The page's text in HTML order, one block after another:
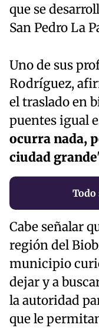
que se
San Pedro La
Uno de sus
Rodríguez,
el traslado en
puentes igual
ocurra nada,
ciudad grande
Todo
Cabe señalar
región del
municipio
dejar y a
la autoridad
que le